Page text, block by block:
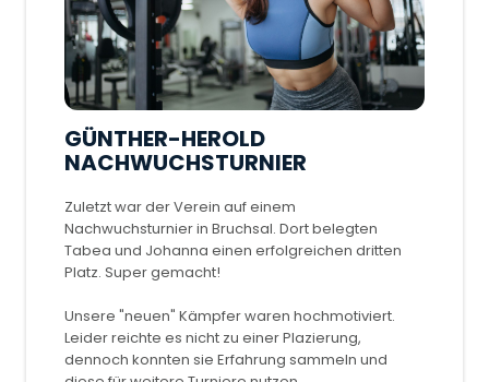
GÜNTHER-HEROLD
NACHWUCHSTURNIER
Zuletzt war der Verein auf einem
Nachwuchsturnier in Bruchsal. Dort belegten
Tabea und Johanna einen erfolgreichen dritten
Platz. Super gemacht!
Unsere "neuen" Kämpfer waren hochmotiviert.
Leider reichte es nicht zu einer Plazierung,
dennoch konnten sie Erfahrung sammeln und